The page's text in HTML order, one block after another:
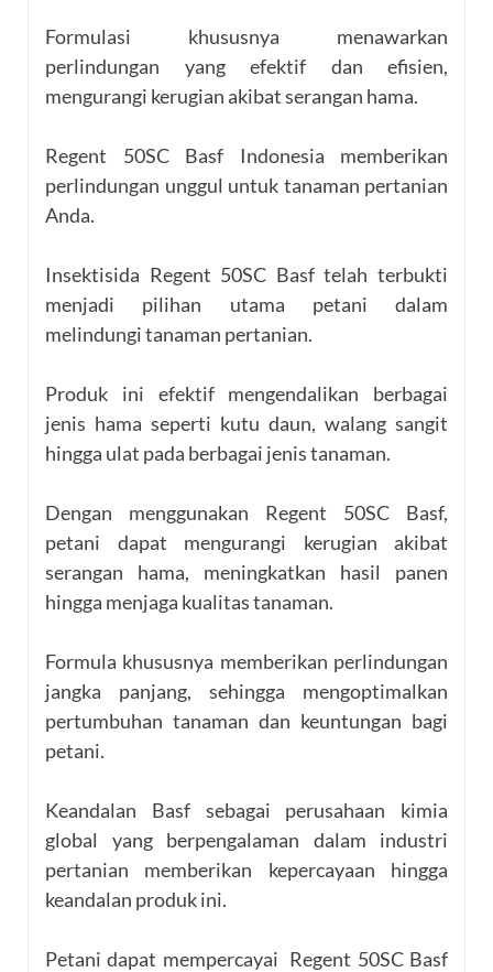
Formulasi khususnya menawarkan
perlindungan yang efektif dan efisien,
mengurangi kerugian akibat serangan hama.
Regent 50SC Basf Indonesia memberikan
perlindungan unggul untuk tanaman pertanian
Anda.
Insektisida Regent 50SC Basf telah terbukti
menjadi pilihan utama petani dalam
melindungi tanaman pertanian.
Produk ini efektif mengendalikan berbagai
jenis hama seperti kutu daun, walang sangit
hingga ulat pada berbagai jenis tanaman.
Dengan menggunakan Regent 50SC Basf,
petani dapat mengurangi kerugian akibat
serangan hama, meningkatkan hasil panen
hingga menjaga kualitas tanaman.
Formula khususnya memberikan perlindungan
jangka panjang, sehingga mengoptimalkan
pertumbuhan tanaman dan keuntungan bagi
petani.
Keandalan Basf sebagai perusahaan kimia
global yang berpengalaman dalam industri
pertanian memberikan kepercayaan hingga
keandalan produk ini.
Petani dapat mempercayai Regent 50SC Basf